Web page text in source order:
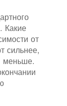
Какие
от
сильнее,
меньше.